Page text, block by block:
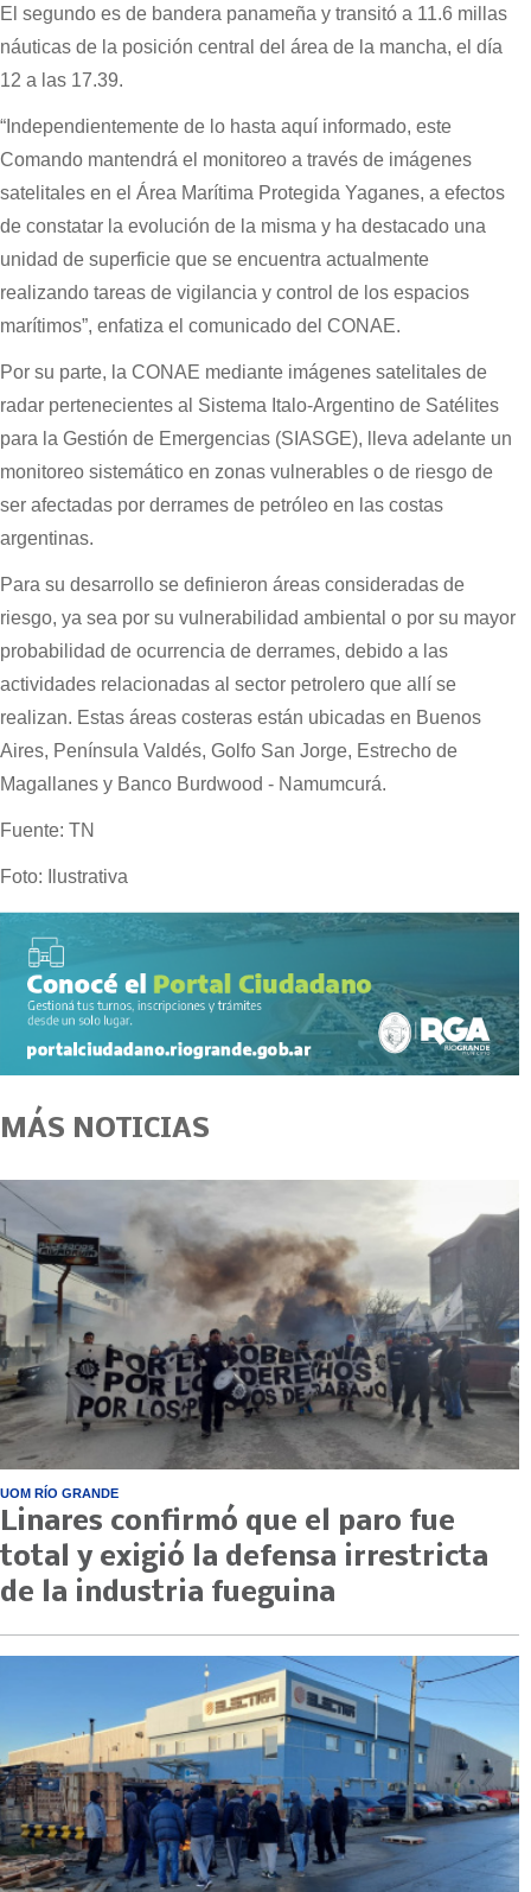
El segundo es de bandera panameña y transitó a 11.6 millas
náuticas de la posición central del área de la mancha, el día
12 a las 17.39.
“Independientemente de lo hasta aquí informado, este
Comando mantendrá el monitoreo a través de imágenes
satelitales en el Área Marítima Protegida Yaganes, a efectos
de constatar la evolución de la misma y ha destacado una
unidad de superficie que se encuentra actualmente
realizando tareas de vigilancia y control de los espacios
marítimos”, enfatiza el comunicado del CONAE.
Por su parte, la CONAE mediante imágenes satelitales de
radar pertenecientes al Sistema Italo-Argentino de Satélites
para la Gestión de Emergencias (SIASGE), lleva adelante un
monitoreo sistemático en zonas vulnerables o de riesgo de
ser afectadas por derrames de petróleo en las costas
argentinas.
Para su desarrollo se definieron áreas consideradas de
riesgo, ya sea por su vulnerabilidad ambiental o por su mayor
probabilidad de ocurrencia de derrames, debido a las
actividades relacionadas al sector petrolero que allí se
realizan. Estas áreas costeras están ubicadas en Buenos
Aires, Península Valdés, Golfo San Jorge, Estrecho de
Magallanes y Banco Burdwood - Namumcurá.
Fuente: TN
Foto: Ilustrativa
MÁS NOTICIAS
UOM RÍO GRANDE
Linares confirmó que el paro fue
total y exigió la defensa irrestricta
de la industria fueguina